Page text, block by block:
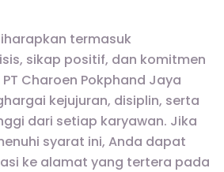
termasuk
sikap positif, dan komitmen
Charoen Pokphand Jaya
kejujuran, disiplin, serta
dari setiap karyawan. Jika
syarat ini, Anda dapat
ke alamat yang tertera pada